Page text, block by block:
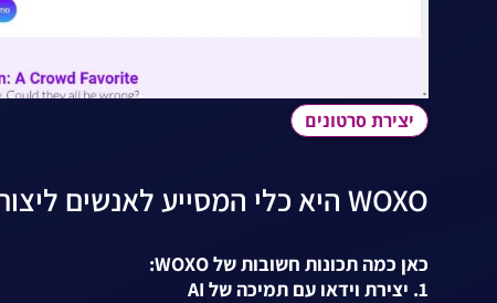
יצירת סרטונים
WOXO היא כלי המסייע לאנשים ליצור תוכן דיגיטלי כגון סרטונים בצורה פשוטה.
כאן כמה תכונות חשובות של WOXO:
1. יצירת וידאו עם תמיכה של AI